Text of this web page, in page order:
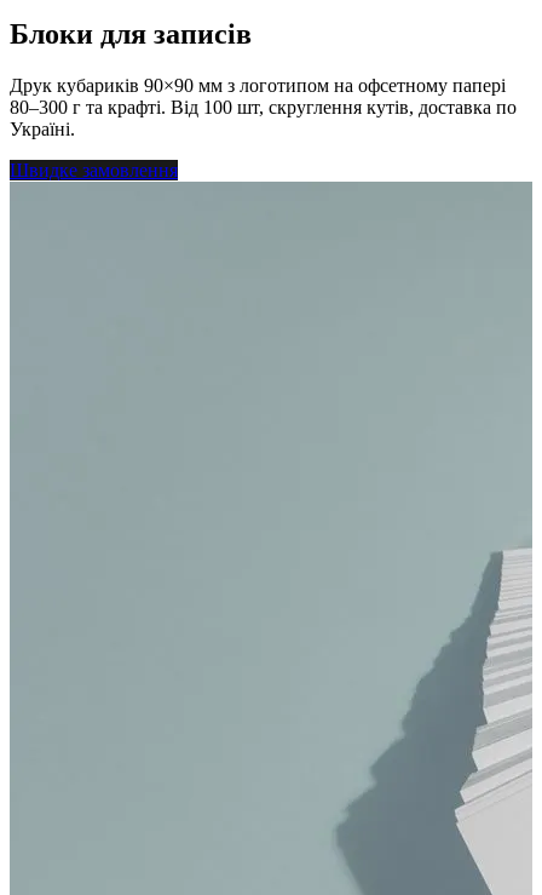
Блоки для записів
Друк кубариків 90×90 мм з логотипом на офсетному папері
80–300 г та крафті. Від 100 шт, скруглення кутів, доставка по
Україні.
Швидке замовлення